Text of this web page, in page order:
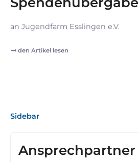
an Jugendfarm Esslingen e.V.
den Artikel lesen
Sidebar
Ansprechpartner